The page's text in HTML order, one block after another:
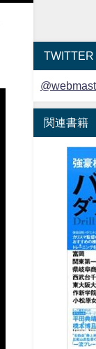
TWITTER
関連書籍